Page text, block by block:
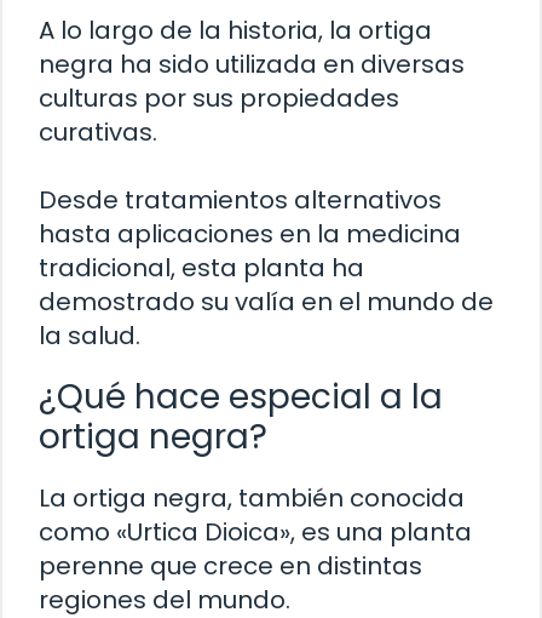
A lo largo de la historia, la ortiga
negra ha sido utilizada en diversas
culturas por sus propiedades
curativas.
Desde tratamientos alternativos
hasta aplicaciones en la medicina
tradicional, esta planta ha
demostrado su valía en el mundo de
la salud.
¿Qué hace especial a la
ortiga negra?
La ortiga negra, también conocida
como «Urtica Dioica», es una planta
perenne que crece en distintas
regiones del mundo.